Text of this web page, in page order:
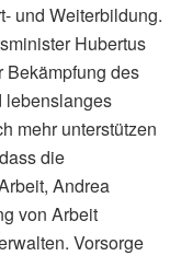
und Weiterbildung.
Hubertus
Bekämpfung des
lebenslanges
mehr unterstützen
die
Andrea
von Arbeit
Vorsorge